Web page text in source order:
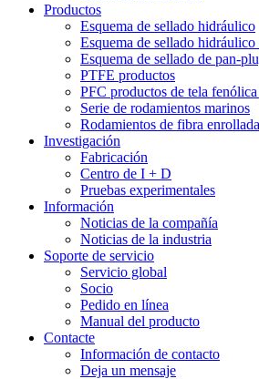
Productos
Esquema de sellado hidráulico
Esquema de sellado hidráulico
Esquema de sellado de pan-
PTFE productos
PFC productos de tela
Serie de rodamientos marinos
Rodamientos de fibra enrollada
Investigación
Fabricación
Centro de I + D
Pruebas experimentales
Información
Noticias de la compañía
Noticias de la industria
Soporte de servicio
Servicio global
Socio
Pedido en línea
Manual del producto
Contacte
Información de contacto
Deja un mensaje